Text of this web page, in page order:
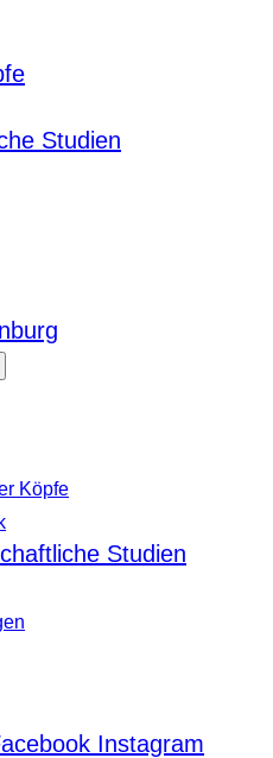
Studien
Köpfe
Studien
Instagram